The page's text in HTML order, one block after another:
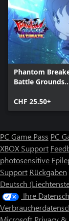
Schließe dich
zu drei Freunden
oder stürzt euch
Phantom
Battle Grounds
CHF 25.50+
PC Game Pass PC
XBOX Support
photosensitive
Support Rückgaben
Deutsch
Ihre